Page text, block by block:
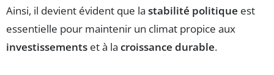
Ainsi, il devient évident que la stabilité politique est
essentielle pour maintenir un climat propice aux
investissements et à la croissance durable.